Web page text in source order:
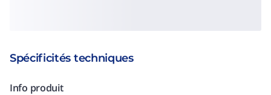
Spécificités techniques
Info produit